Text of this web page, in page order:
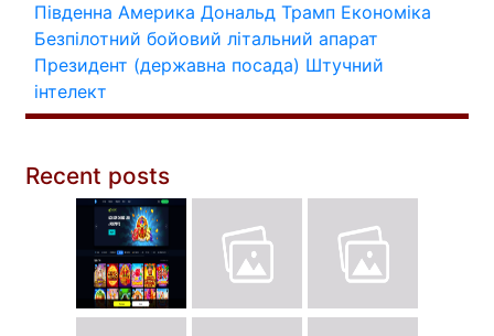
Південна Америка Дональд Трамп Економіка
Безпілотний бойовий літальний апарат
Президент (державна посада) Штучний
інтелект
Recent posts